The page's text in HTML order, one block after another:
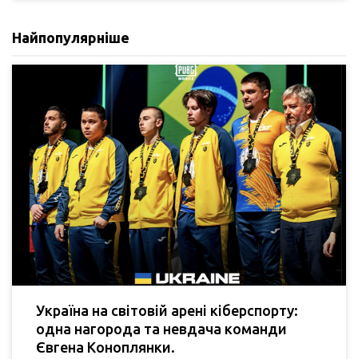
Найпопулярніше
Україна на світовій арені кіберспорту:
одна нагорода та невдача команди
Євгена Коноплянки.